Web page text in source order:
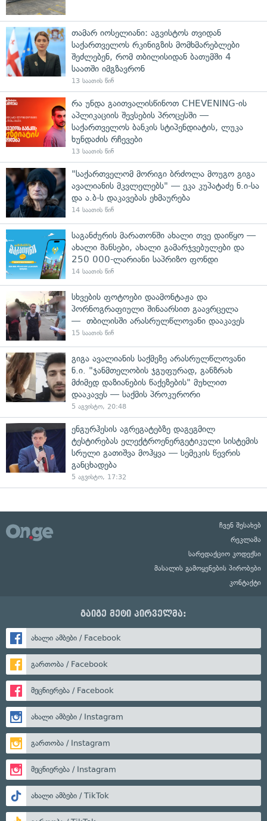
თამარ იოსელიანი: აგვისტოს თვიდან
საქართველოს რკინიგზის მომხმარებლები
შეძლებენ, რომ თბილისიდან ბათუმში 4
საათში იმგზავრონ
13 საათის წინ
რა უნდა გაითვალისწინოთ CHEVENING-ის
აპლიკაციის შევსების პროცესში —
საქართველოს ბანკის სტიპენდიატის, ლუკა
ხუნდაძის რჩევები
13 საათის წინ
"საქართველომ მორიგი ბრძოლა მოუგო გიგა
ავალიანის მკვლელებს" — ეკა კუპატაძე ნ.ი-სა
და ა.ბ-ს დაკავებას ეხმაურება
14 საათის წინ
საგანძურის მარათონში ახალი თვე დაიწყო —
ახალი შანსები, ახალი გამარჯვებულები და
250 000-ლარიანი საპრიზო ფონდი
14 საათის წინ
სხვების ფოტოები დაამონტაჟა და
პორნოგრაფიული შინაარსით გაავრცელა
— თბილისში არასრულწლოვანი დააკავეს
15 საათის წინ
გიგა ავალიანის საქმეზე არასრულწლოვანი
ნ.ი. "ჯანმთელობის ჯგუფურად, განზრახ
მძიმედ დაზიანების წაქეზების" მუხლით
დააკავეს — საქმის პროკურორი
5 აგვისტო, 20:48
ენგურჰესის აგრეგატებზე დაგეგმილ
ტესტირებას ელექტროენერგეტიკული სისტემის
სრული გათიშვა მოჰყვა — სემეკის წევრის
განცხადება
5 აგვისტო, 17:32
ჩვენ შესახებ
რეკლამა
სარედაქციო კოდექსი
მასალის გამოყენების პირობები
კონტაქტი
გაიგე მეტი პირველმა:
ახალი ამბები / Facebook
გართობა / Facebook
მეცნიერება / Facebook
ახალი ამბები / Instagram
გართობა / Instagram
მეცნიერება / Instagram
ახალი ამბები / TikTok